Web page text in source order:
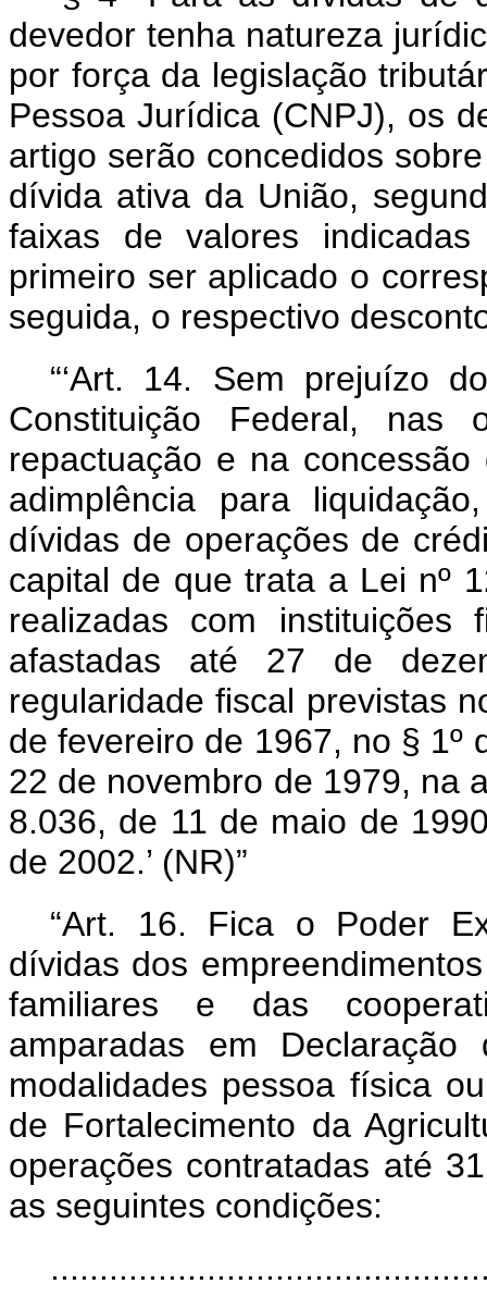
devedor tenha natureza
por força da legislação
Pessoa Jurídica (CNPJ), os
artigo serão concedidos
dívida ativa da União,
faixas de valores
primeiro ser aplicado o
seguida, o respectivo
“‘Art. 14. Sem prejuízo
Constituição Federal, nas
repactuação e na
adimplência para
dívidas de operações de
capital de que trata a Lei nº
realizadas com instituições
afastadas até 27 de
regularidade fiscal previstas
de fevereiro de 1967, no § 1º
22 de novembro de 1979, na
8.036, de 11 de maio de
de 2002.’ (NR)”
“Art. 16. Fica o Poder
dívidas dos
familiares e das
amparadas em
modalidades pessoa física
de Fortalecimento da
operações contratadas até
as seguintes condições: